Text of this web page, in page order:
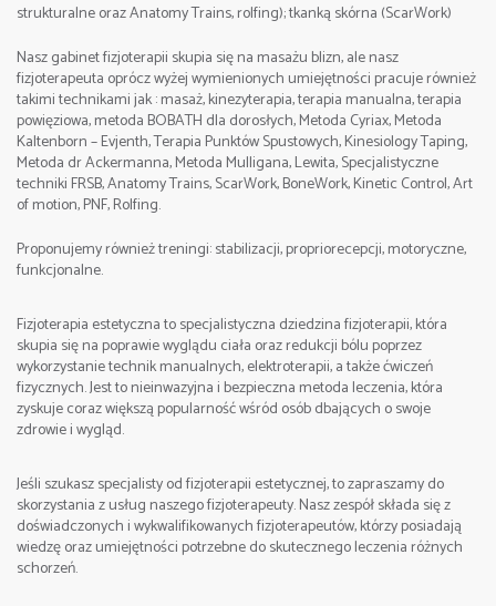
I dzień 9:00-17:00, II dzień 9:00-17:00, III dzień 8:00-
16:00,
Miejsce:Częstochowa , Poland
Cena:
1900 zł.(zaliczka rezerwacyjna 500 zł)
tel. +48 512 263 099 Sebastian
e-mail:
Data: 22-24. 09. 2023
Godziny zajęć:
strukturalne oraz Anatomy Trains, rolfing); tkanką skórna (ScarWork)
Nasz gabinet fizjoterapii skupia się na masażu blizn, ale nasz
fizjoterapeuta oprócz wyżej wymienionych umiejętności pracuje również
takimi technikami jak : masaż, kinezyterapia, terapia manualna, terapia
powięziowa, metoda BOBATH dla dorosłych, Metoda Cyriax, Metoda
Kaltenborn – Evjenth, Terapia Punktów Spustowych, Kinesiology Taping,
Metoda dr Ackermanna, Metoda Mulligana, Lewita, Specjalistyczne
techniki FRSB, Anatomy Trains, ScarWork, BoneWork, Kinetic Control, Art
of motion, PNF, Rolfing.
Proponujemy również treningi: stabilizacji, propriorecepcji, motoryczne,
funkcjonalne.
Fizjoterapia estetyczna to specjalistyczna dziedzina fizjoterapii, która
skupia się na poprawie wyglądu ciała oraz redukcji bólu poprzez
wykorzystanie technik manualnych, elektroterapii, a także ćwiczeń
fizycznych. Jest to nieinwazyjna i bezpieczna metoda leczenia, która
zyskuje coraz większą popularność wśród osób dbających o swoje
zdrowie i wygląd.
Jeśli szukasz specjalisty od fizjoterapii estetycznej, to zapraszamy do
skorzystania z usług naszego fizjoterapeuty. Nasz zespół składa się z
doświadczonych i wykwalifikowanych fizjoterapeutów, którzy posiadają
wiedzę oraz umiejętności potrzebne do skutecznego leczenia różnych
schorzeń.